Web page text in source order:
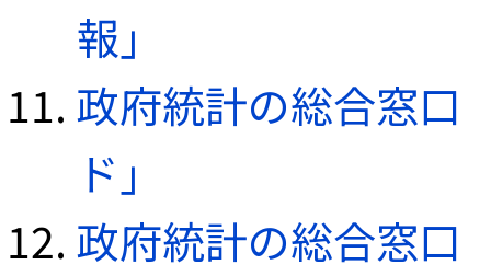
報」
政府統計の総合窓口
ド」
政府統計の総合窓口